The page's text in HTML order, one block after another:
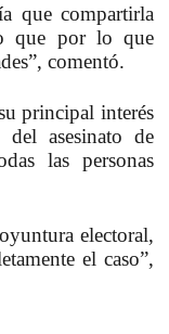
que compartirla
que por lo que
comentó.
principal interés
del asesinato de
las personas
electoral,
el caso”,